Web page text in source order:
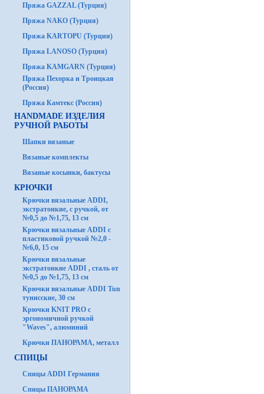
Пряжа GAZZAL (Турция)
Пряжа NAKO (Турция)
Пряжа KARTOPU (Турция)
Пряжа LANOSO (Турция)
Пряжа KAMGARN (Турция)
Пряжа Пехорка и Троицкая
(Россия)
Пряжа Камтекс (Россия)
HANDMADE ИЗДЕЛИЯ
РУЧНОЙ РАБОТЫ
Шапки вязаные
Вязаные комплекты
Вязаные косынки, бактусы
КРЮЧКИ
Крючки вязальные ADDI,
экстратонкие, с ручкой, от
№0,5 до №1,75, 13 см
Крючки вязальные ADDI с
пластиковой ручкой №2,0 -
№6,0, 15 см
Крючки вязальные
экстратонкие ADDI , сталь от
№0,5 до №1,75, 13 см
Крючки вязальные ADDI Tun
тунисские, 30 см
Крючки KNIT PRO с
эргономичной ручкой
"Waves", алюминий
Крючки ПАНОРАМА, металл
СПИЦЫ
Спицы ADDI Германия
Спицы ПАНОРАМА